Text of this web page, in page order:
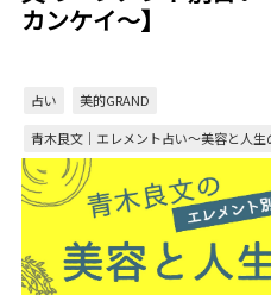
カンケイ～】
占い
美的GRAND
青木良文｜エレメント占い～美容と人